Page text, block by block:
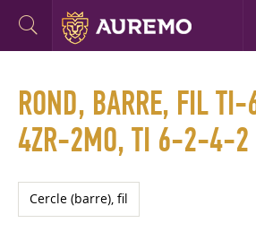
ROND, BARRE, FIL
4ZR-2MO, TI 6-2-4-2
Cercle (barre), fil